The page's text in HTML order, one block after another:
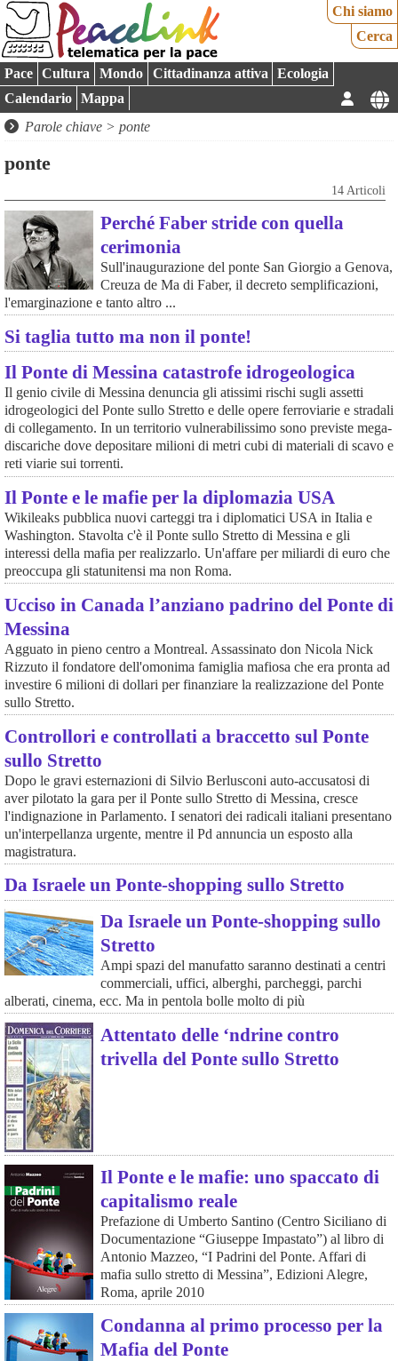
Chi siamo
Cerca
Pace Cultura Mondo Cittadinanza attiva
Ecologia
Calendario
Mappa
Parole chiave > ponte
ponte
14 Articoli
Perché Faber stride con quella
cerimonia
Sull'inaugurazione del ponte San Giorgio a Genova,
Creuza de Ma di Faber, il decreto semplificazioni,
l'emarginazione e tanto altro ...
Si taglia tutto ma non il ponte!
Il Ponte di Messina catastrofe idrogeologica
Il genio civile di Messina denuncia gli atissimi rischi sugli assetti
idrogeologici del Ponte sullo Stretto e delle opere ferroviarie e stradali
di collegamento. In un territorio vulnerabilissimo sono previste mega-
discariche dove depositare milioni di metri cubi di materiali di scavo e
reti viarie sui torrenti.
Il Ponte e le mafie per la diplomazia USA
Wikileaks pubblica nuovi carteggi tra i diplomatici USA in Italia e
Washington. Stavolta c'è il Ponte sullo Stretto di Messina e gli
interessi della mafia per realizzarlo. Un'affare per miliardi di euro che
preoccupa gli statunitensi ma non Roma.
Ucciso in Canada l’anziano padrino del Ponte di
Messina
Agguato in pieno centro a Montreal. Assassinato don Nicola Nick
Rizzuto il fondatore dell'omonima famiglia mafiosa che era pronta ad
investire 6 milioni di dollari per finanziare la realizzazione del Ponte
sullo Stretto.
Controllori e controllati a braccetto sul Ponte
sullo Stretto
Dopo le gravi esternazioni di Silvio Berlusconi auto-accusatosi di
aver pilotato la gara per il Ponte sullo Stretto di Messina, cresce
l'indignazione in Parlamento. I senatori dei radicali italiani presentano
un'interpellanza urgente, mentre il Pd annuncia un esposto alla
magistratura.
Da Israele un Ponte-shopping sullo Stretto
Da Israele un Ponte-shopping sullo
Stretto
Ampi spazi del manufatto saranno destinati a centri
commerciali, uffici, alberghi, parcheggi, parchi
alberati, cinema, ecc. Ma in pentola bolle molto di più
Attentato delle ‘ndrine contro
trivella del Ponte sullo Stretto
Il Ponte e le mafie: uno spaccato di
capitalismo reale
Prefazione di Umberto Santino (Centro Siciliano di
Documentazione “Giuseppe Impastato”) al libro di
Antonio Mazzeo, “I Padrini del Ponte. Affari di
mafia sullo stretto di Messina”, Edizioni Alegre,
Roma, aprile 2010
Condanna al primo processo per la
Mafia del Ponte